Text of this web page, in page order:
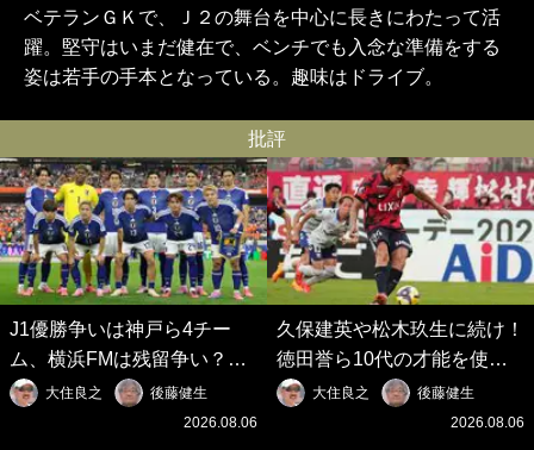
ベテランＧＫで、Ｊ２の舞台を中心に長きにわたって活
躍。堅守はいまだ健在で、ベンチでも入念な準備をする
姿は若手の手本となっている。趣味はドライブ。
批評
J1優勝争いは神戸ら4チー
ム、横浜FMは残留争い？大
混戦のJ2はRB大宮に注目！
歴代最強の日本代表をJリー
大住良之
後藤健生
2026.08.06
久保建英や松木玖生に続け！
徳田誉ら10代の才能を使い
切れないJクラブの課題と、
｢0円欧州移籍｣撲滅への処方
大住良之
後藤健生
2026.08.06